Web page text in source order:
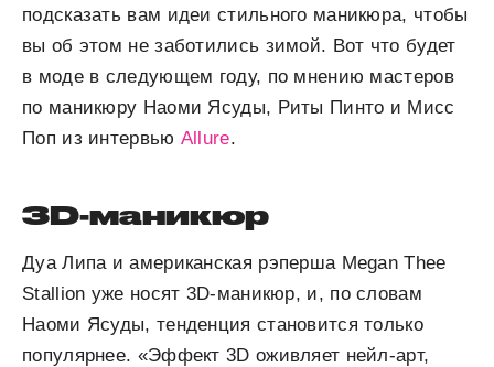
подсказать вам идеи стильного маникюра, чтобы
вы об этом не заботились зимой. Вот что будет
в моде в следующем году, по мнению мастеров
по маникюру Наоми Ясуды, Риты Пинто и Мисс
Поп из интервью Allure.
3D-маникюр
Дуа Липа и американская рэперша Megan Thee
Stallion уже носят 3D-маникюр, и, по словам
Наоми Ясуды, тенденция становится только
популярнее. «Эффект 3D оживляет нейл-арт,